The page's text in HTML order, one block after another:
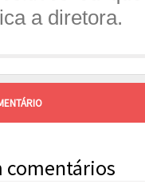
a diretora.
comentários